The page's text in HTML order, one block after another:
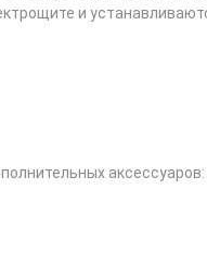
и
аксессуаров: